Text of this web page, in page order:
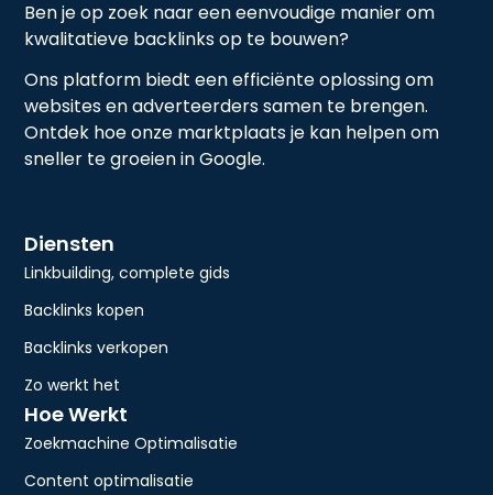
Ben je op zoek naar een eenvoudige manier om
kwalitatieve backlinks op te bouwen?
Ons platform biedt een efficiënte oplossing om
websites en adverteerders samen te brengen.
Ontdek hoe onze marktplaats je kan helpen om
sneller te groeien in Google.
Diensten
Linkbuilding, complete gids
Backlinks kopen
Backlinks verkopen
Zo werkt het
Hoe Werkt
Zoekmachine Optimalisatie
Content optimalisatie